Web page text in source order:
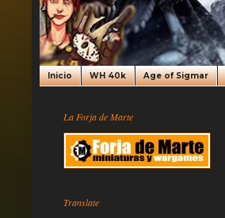
Inicio WH 40k Age of Sigmar
La Forja de Marte
Translate